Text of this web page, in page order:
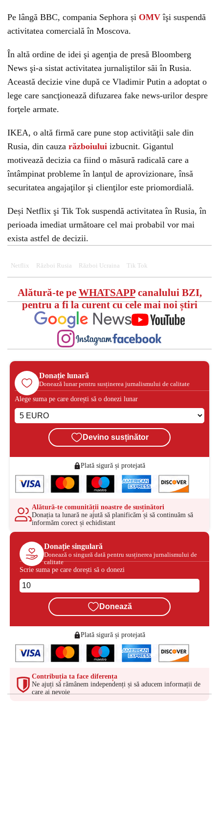
Pe lângă BBC, compania Sephora și OMV îşi suspendă
activitatea comercială în Moscova.
În altă ordine de idei şi agenţia de presă Bloomberg
News şi-a sistat activitatea jurnaliştilor săi în Rusia.
Această decizie vine după ce Vladimir Putin a adoptat o
lege care sancţionează difuzarea fake news-urilor despre
forţele armate.
IKEA, o altă firmă care pune stop activităţii sale din
Rusia, din cauza războiului izbucnit. Gigantul
motivează decizia ca fiind o măsură radicală care a
întâmpinat probleme în lanţul de aprovizionare, însă
securitatea angajaţilor şi clienţilor este priomordială.
Deși Netflix şi Tik Tok suspendă activitatea în Rusia, în
perioada imediat următoare cel mai probabil vor mai
exista astfel de decizii.
Netflix Război Rusia Război Ucraina Tik Tok
Alătură-te pe WHATSAPPcanalului BZI,
pentru a fi la curent cu cele mai noi știri
Donație lunară
Donează lunar pentru susținerea jurnalismului de calitate
Alege suma pe care dorești să o donezi lunar
Devino susținător
Plată sigură și protejată
Alătură-te comunității noastre de susținători
Donația ta lunară ne ajută să planificăm și să continuăm să
informăm corect și echidistant
Donație singulară
Donează o singură dată pentru susținerea jurnalismului de
calitate
Scrie suma pe care dorești să o donezi
Donează
Plată sigură și protejată
Contribuția ta face diferența
Ne ajuți să rămânem independenți și să aducem informații de
care ai nevoie